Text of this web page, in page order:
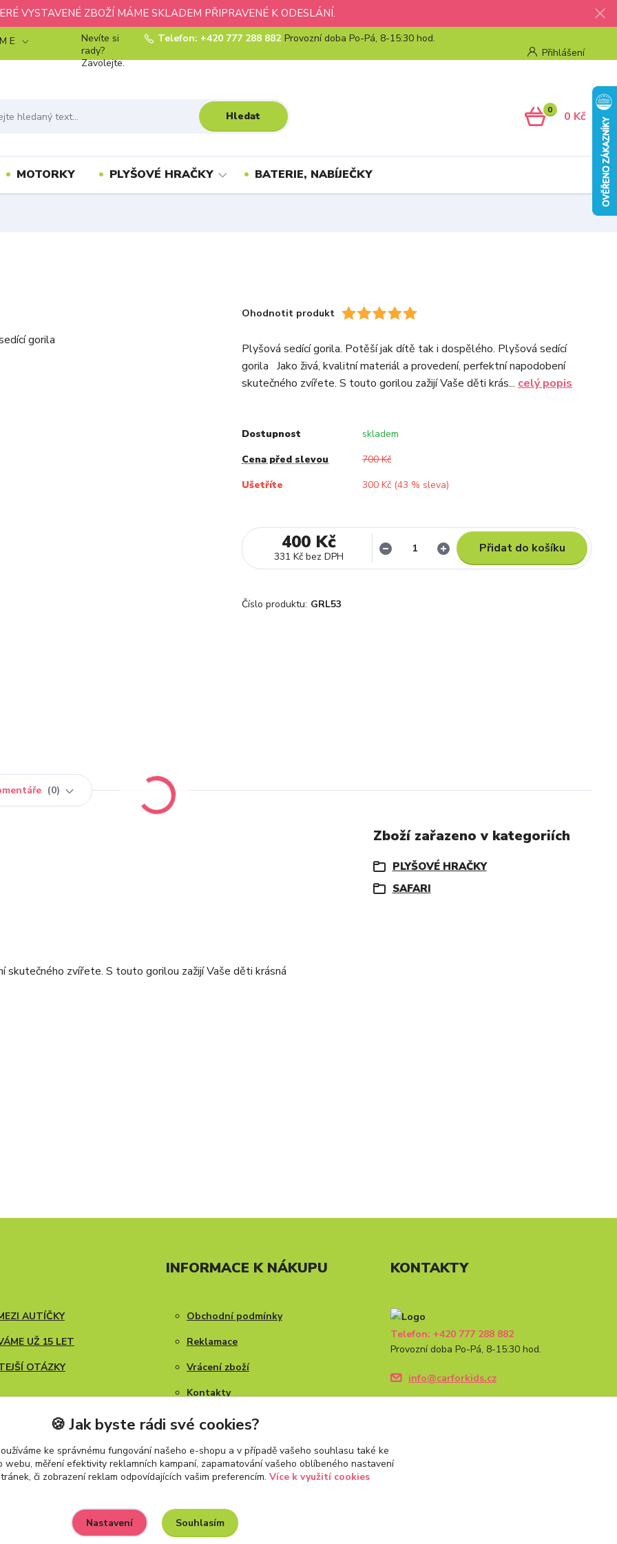
VYSTAVENÉ ZBOŽÍ MÁME SKLADEM PŘIPRAVENÉ K ODESLÁNÍ.
E
Přihlášení
Hledat
Nevíte si
rady?
Zavolejte.
Telefon: +420 777 288 882 Provozní doba Po-Pá, 8-15:30 hod.
0 0 Kč
MOTORKY PLYŠOVÉ HRAČKY BATERIE, NABÍJEČKY
Ohodnotit produkt
Plyšová sedící gorila. Potěší jak dítě tak i dospělého. Plyšová sedící
gorila Jako živá, kvalitní materiál a provedení, perfektní napodobení
skutečného zvířete. S touto gorilou zažijí Vaše děti krás... celý popis
Dostupnost
skladem
Cena před slevou
700 Kč
Ušetříte
300 Kč (43 % sleva)
400 Kč
331 Kč bez DPH
Přidat do košíku
Číslo produktu: GRL53
0
skutečného zvířete. S touto gorilou zažijí Vaše děti krásná
Zboží zařazeno v kategoriích
PLYŠOVÉ HRAČKY
SAFARI
AUTÍČKY
UŽ 15 LET
OTÁZKY
INFORMACE K NÁKUPU
Obchodní podmínky
Reklamace
Vrácení zboží
Kontakty
Blog
KONTAKTY
Telefon: +420 777 288 882
Provozní doba Po-Pá, 8-15:30 hod.
info@carforkids.cz
🍪 Jak byste rádi své cookies?
ke správnému fungování našeho e-shopu a v případě vašeho souhlasu také ke
měření efektivity reklamních kampaní, zapamatování vašeho oblíbeného nastavení
či zobrazení reklam odpovídajících vašim preferencím. Více k využití cookies
Nastavení Souhlasím